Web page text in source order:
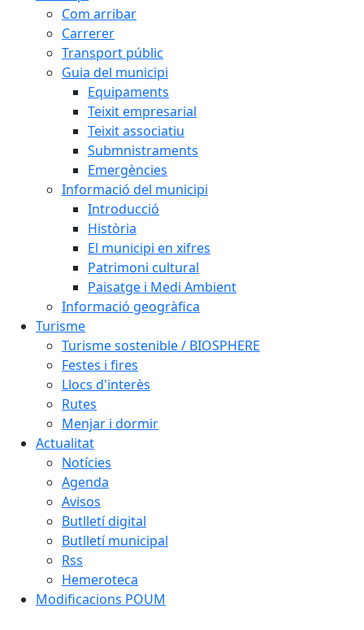
Com arribar
Carrerer
Transport públic
Guia del municipi
Equipaments
Teixit empresarial
Teixit associatiu
Submnistraments
Emergències
Informació del municipi
Introducció
Història
El municipi en xifres
Patrimoni cultural
Paisatge i Medi Ambient
Informació geogràfica
Turisme
Turisme sostenible / BIOSPHERE
Festes i fires
Llocs d'interès
Rutes
Menjar i dormir
Actualitat
Notícies
Agenda
Avisos
Butlletí digital
Butlletí municipal
Rss
Hemeroteca
Modificacions POUM